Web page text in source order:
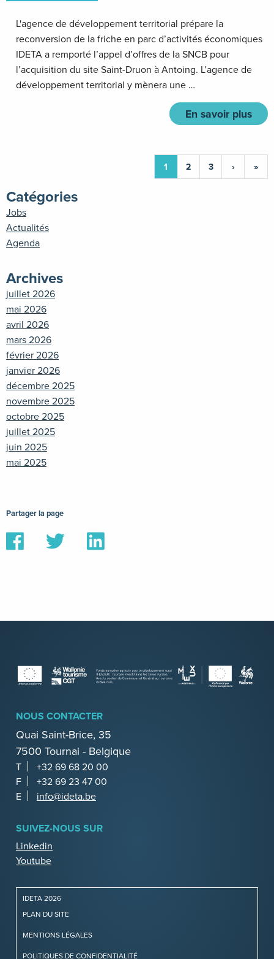
L'agence de développement territorial prépare la
reconversion de la friche en parc d’activités économiques
IDETA a remporté l’appel d’offres de la SNCB pour
l’acquisition du site Saint-Druon à Antoing. L’agence de
développement territorial y mènera une …
En savoir plus
1 2 3 › »
Catégories
Jobs
Actualités
Agenda
Archives
juillet 2026
mai 2026
avril 2026
mars 2026
février 2026
janvier 2026
décembre 2025
novembre 2025
octobre 2025
juillet 2025
juin 2025
mai 2025
Partager la page
Partager
sur
sur
Partager
sur
NOUS CONTACTER
Quai Saint-Brice, 35
7500 Tournai - Belgique
T
+32 69 68 20 00
F
+32 69 23 47 00
E
info@ideta.be
SUIVEZ-NOUS SUR
Linkedin
Youtube
IDETA 2026
PLAN DU SITE
MENTIONS LÉGALES
POLITIQUES DE CONFIDENTIALITÉ